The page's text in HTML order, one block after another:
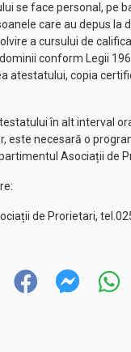
se face personal, pe
care au depus la
a cursului de
conform Legii
atestatului, copia
în alt interval
este necesară o
Asociații de
de Prorietari,